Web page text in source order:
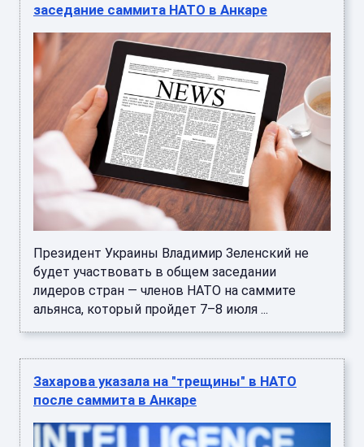
заседание саммита НАТО в Анкаре
Президент Украины Владимир Зеленский не
будет участвовать в общем заседании
лидеров стран — членов НАТО на саммите
альянса, который пройдет 7–8 июля ...
Захарова указала на "трещины" в НАТО
после саммита в Анкаре